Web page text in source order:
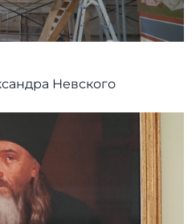
Невского